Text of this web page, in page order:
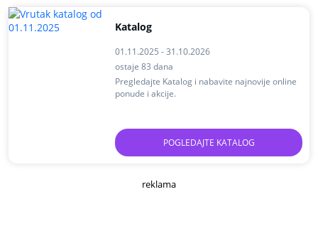
Katalog
01.11.2025 - 31.10.2026
ostaje 83 dana
Pregledajte Katalog i nabavite najnovije online
ponude i akcije.
POGLEDAJTE KATALOG
reklama